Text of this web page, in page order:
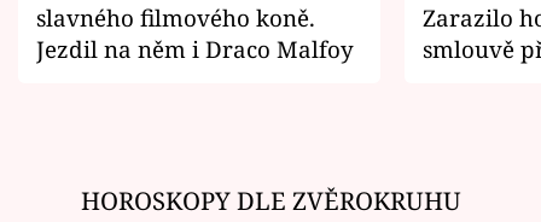
slavného filmového koně.
Jezdil na něm i Draco Malfoy
Zarazilo
smlouvě
HOROSKOPY DLE ZVĚROKRUHU